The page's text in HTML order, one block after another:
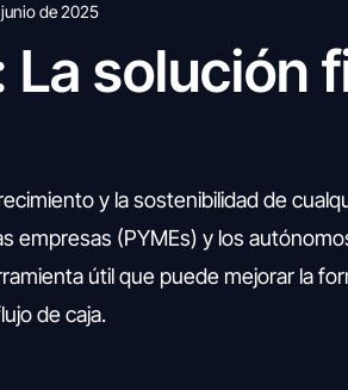
de 2025
solución
y la sostenibilidad de
empresas (PYMEs) y los
útil que puede mejorar la
de caja.